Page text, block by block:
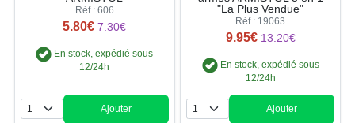
Réf : 606
5.80€ 7.30€
En stock, expédié sous
12/24h
Quantité
Ajouter
"La Plus Vendue"
Réf : 19063
9.95€ 13.20€
En stock, expédié sous
12/24h
Quantité
Ajouter